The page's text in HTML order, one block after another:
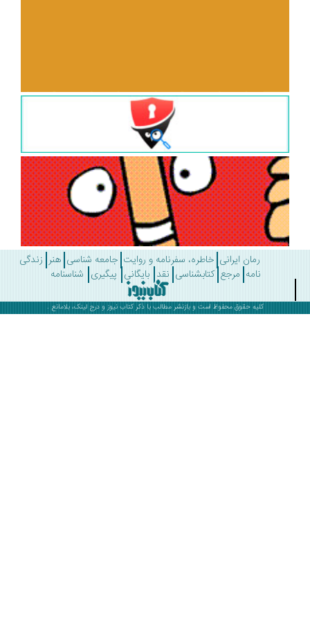
رمان ایرانی خاطره، سفرنامه و روایت جامعه شناسی هنر زندگی
مرجع کتابشناسی نقد بایگانی پیگیری شناسنامه
کلیه حقوق محفوظ است و بازنشر مطالب با ذکرکتاب نیوزو درج لینک، بلامانع .